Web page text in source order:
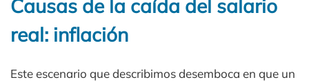
Causas de la caída del salario
real: inflación
Este escenario que describimos desemboca en que un